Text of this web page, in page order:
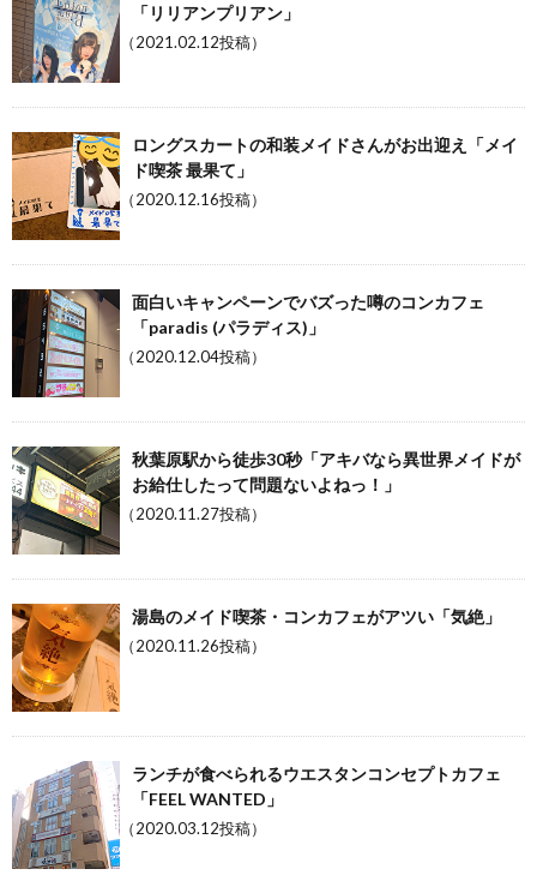
「リリアンプリアン」
（2021.02.12投稿）
ロングスカートの和装メイドさんがお出迎え「メイ
ド喫茶 最果て」
（2020.12.16投稿）
面白いキャンペーンでバズった噂のコンカフェ
「paradis (パラディス)」
（2020.12.04投稿）
秋葉原駅から徒歩30秒「アキバなら異世界メイドが
お給仕したって問題ないよねっ！」
（2020.11.27投稿）
湯島のメイド喫茶・コンカフェがアツい「気絶」
（2020.11.26投稿）
ランチが食べられるウエスタンコンセプトカフェ
「FEEL WANTED」
（2020.03.12投稿）